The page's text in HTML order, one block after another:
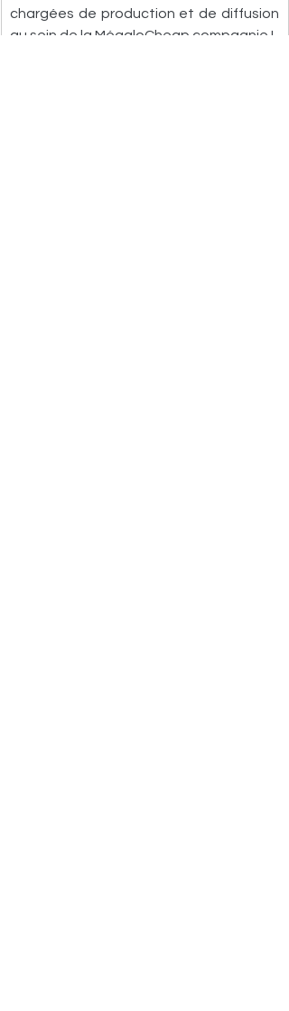
chargées de production et de diffusion
au sein de la MégaloCheap compagnie !